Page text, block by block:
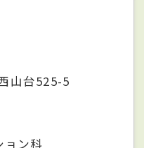
山台525-5
ョン科